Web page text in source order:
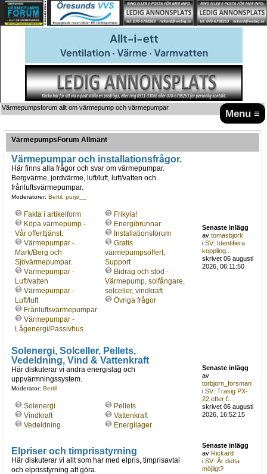
Menu ≡
Värmepumpsforum allt om värmepump och värmepumpar
VärmepumpsForum Allmänt
Värmepumpar och installationsfrågor.
Här finns alla frågor och svar om värmepumpar.
Bergvärme, jordvärme, luft/luft, luft/vatten och
frånluftsvärmepumpar.
Moderatorer: Bertil, purjo__
Fakta i artikelform
Köpa värmepump -
Vår offerttjänst.
Värmepumpar -
Mark/Berg och
Sjövärmepumpar.
Värmepumpar -
Luft/vatten
Värmepumpar -
Luft/luft
Frånluftsvärmepumpar
Värmepumpar -
Lågenergi/Passivhus
Frikyla!
Energibrunnar
Installationsforum
Gratis
värmepumpsoffert,
Support
Bidrag och stöd -
Värmepump, solfångare,
solceller, vindkraft
Övriga frågor
Senaste inlägg
avtomasbjork
iSV: Identifiera
koppling...
skrivet 06 augusti
2026, 06:11:50
Solenergi, Solceller, Pellets,
Vedeldning, Vind & Vattenkraft
Här diskuterar vi andra energislag och
uppvärmningssystem.
Moderator: Bertil
Solenergi
Vindkraft
Vedeldning
Pellets
Vattenkraft
Energilager
Senaste inlägg
av
torbjorn_forsman
iSV: Trasig PX-
22 efter f...
skrivet 06 augusti
2026, 16:52:15
Elpriser och timprisstyrning
Här diskuterar vi allt som har med elpris, timprisavtal
och elprisstyrning att göra.
Senaste inlägg
avRickard
iSV: Är detta
möjligt?